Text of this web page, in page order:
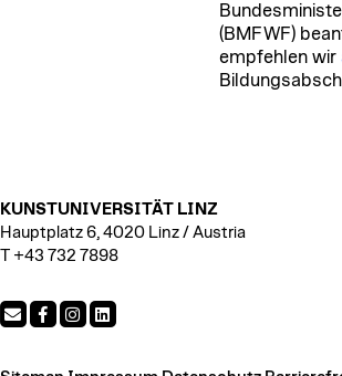
(BMFWF)
empfehlen wir
KUNSTUNIVERSITÄT LINZ
Hauptplatz 6, 4020 Linz / Austria
T +43 732 7898